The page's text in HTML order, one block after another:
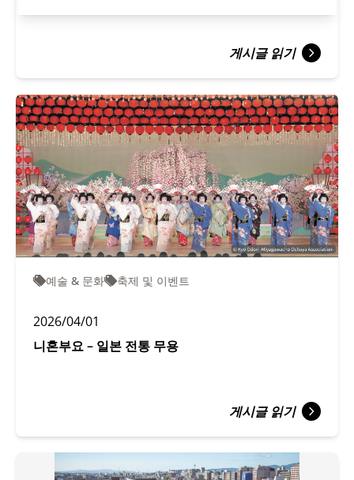
게시글 읽기
예술 & 문화 축제 및 이벤트
2026/04/01
니혼부요 – 일본 전통 무용
게시글 읽기